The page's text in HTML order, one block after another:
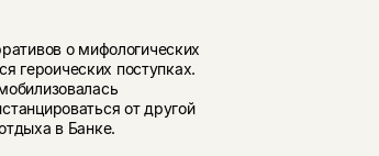
о мифологических
героических поступках.
от другой
в Банке.